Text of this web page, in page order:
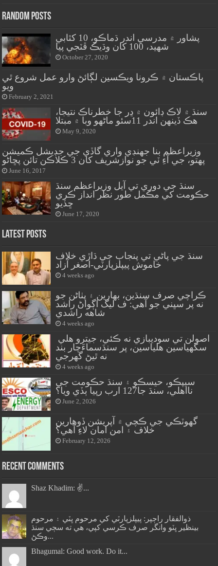
Random Posts
پشاور ۾ مدرسي اندر ڌماڪو، 10 کٿابي
شهيد، 100 کان وڌيڪ ڦٽجي پيا
October 27, 2020
پاڪستان ۾ ڪرونا ويڪسين لڳائڻ وارو عمل شروع ٿي
ويو
February 2, 2021
سنڌ ۾ لاڪ ڊائون ۾ ڍر جا خطرناڪ نتيجا،
هڪ ڏينهن اندر 11سئو ماڻهو وبا ۾ مبتلا
May 9, 2020
وزيراعظم بنا جهنڊي واري گاڏي جي جڊيشل ڪميشن
پهتو، جي آءِ ٽي جو نوازشريف کان 3 ڪلاڪن تائن پڇاڻو
June 16, 2017
سنڌ جي دوري تي آيل وزيراعظم سنڌ
حڪومت کي مڪمل طور نظر انداز ڪري
ڇڏيو
June 17, 2020
Latest Posts
سنڌ جي پاڻي تي پنجاب جي ڌاڙي خلاف
خاموش پيپلزپارٽي-اصغر آزاد
4 weeks ago
ڪراچي صرف سنڌين، بهارين ۽ پٺاڻن جو
نه پر سڀني جو آهي: ف ليگ اڳواڻ راشد
شاهه راشدي
4 weeks ago
سگهياسين هلياسين، پر سنڌسماءَچار بند
نه ٿيڻ گهرجي
4 weeks ago
سيپڪو، حيسڪو ۽ سنڌ حڪومت جي
نااهلي، سنڌ جا127 ارب رپيا ٻڏي ويا؟
June 2, 2026
گهوٽڪي جي ڪچي ۾ آپريشن ڏوهارين
خلاف ۽ امن امان لاءِ آهي؟
February 12, 2026
Recent Comments
Shaz Khadim: ✌️...
ذوالفقار راڄپر: پيپلزپارٽي کي مرحوم ڀٽي ۽ مرحوم
بينظير ڀٽو وانگر صرف ڪرسي کپي، هي ته سڄي سنڌ
وڪڻ...
Bhagumal: Good work. Do it...